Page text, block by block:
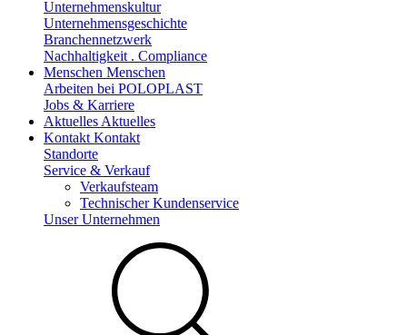
Unternehmenskultur
Unternehmensgeschichte
Branchennetzwerk
Nachhaltigkeit . Compliance
Menschen Menschen
Arbeiten bei POLOPLAST
Jobs & Karriere
Aktuelles Aktuelles
Kontakt Kontakt
Standorte
Service & Verkauf
Verkaufsteam
Technischer Kundenservice
Unser Unternehmen